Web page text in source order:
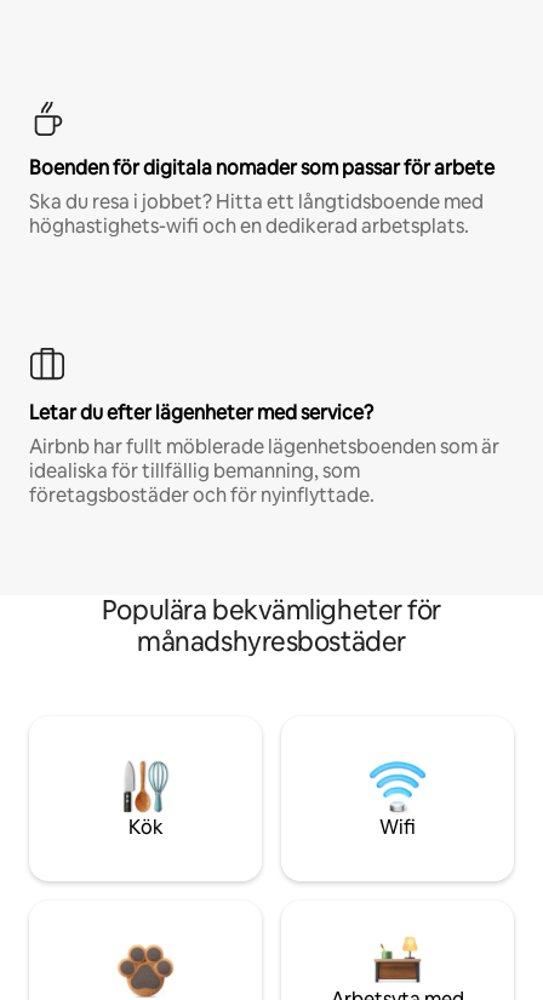
Boenden för digitala nomader som passar för arbete
Ska du resa i jobbet? Hitta ett långtidsboende med
höghastighets-wifi och en dedikerad arbetsplats.
Letar du efter lägenheter med service?
Airbnb har fullt möblerade lägenhetsboenden som är
idealiska för tillfällig bemanning, som
företagsbostäder och för nyinflyttade.
Populära bekvämligheter för
månadshyresbostäder
Kök Wifi